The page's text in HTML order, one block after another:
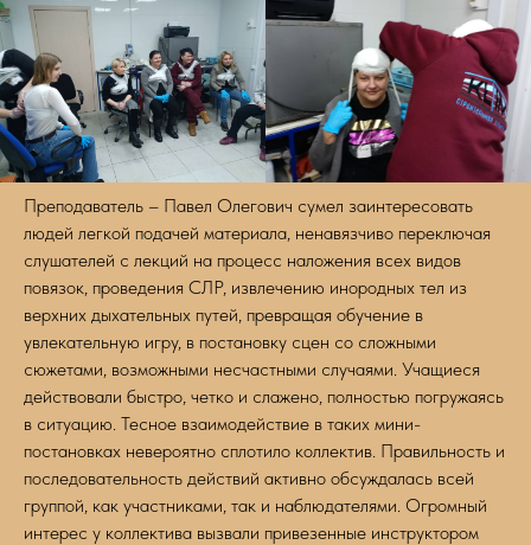
Преподаватель – Павел Олегович сумел заинтересовать
людей легкой подачей материала, ненавязчиво переключая
слушателей с лекций на процесс наложения всех видов
повязок, проведения СЛР, извлечению инородных тел из
верхних дыхательных путей, превращая обучение в
увлекательную игру, в постановку сцен со сложными
сюжетами, возможными несчастными случаями. Учащиеся
действовали быстро, четко и слажено, полностью погружаясь
в ситуацию. Тесное взаимодействие в таких мини-
постановках невероятно сплотило коллектив. Правильность и
последовательность действий активно обсуждалась всей
группой, как участниками, так и наблюдателями. Огромный
интерес у коллектива вызвали привезенные инструктором